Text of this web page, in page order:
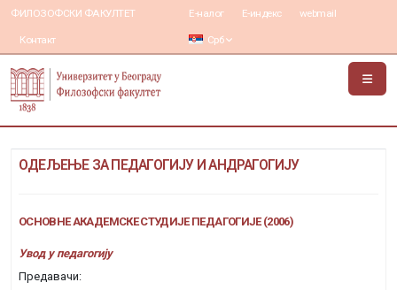
ФИЛОЗОФСКИ ФАКУЛТЕТ
Контакт
Е-налог Е-индекс webmail
Срб
ОДЕЉЕЊЕ ЗА ПЕДАГОГИЈУ И АНДРАГОГИЈУ
ОСНОВНЕ АКАДЕМСКЕ СТУДИЈЕ ПЕДАГОГИЈЕ (2006)
Увод у педагогију
Предавачи: